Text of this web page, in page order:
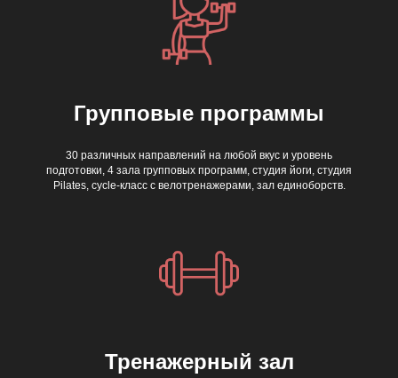
Групповые программы
30 различных направлений на любой вкус и уровень
подготовки, 4 зала групповых программ, студия йоги, студия
Pilates, cycle-класс с велотренажерами, зал единоборств.
Тренажерный зал